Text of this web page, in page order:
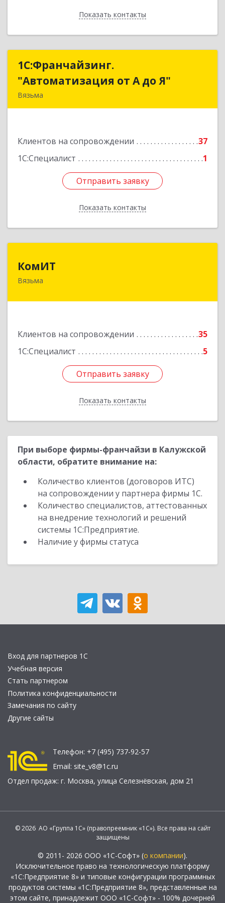
Показать контакты
Назад
1С:Франчайзинг.
"Автоматизация от А до Я"
Вязьма
Клиентов на сопровождении
37
1С:Специалист
1
Отправить заявку
Показать контакты
1С:Франчайзинг.
"Автоматизация от А до Я"
Подробнее
Отправить заявку
Назад
КомИТ
Вязьма
Клиентов на сопровождении
35
1С:Специалист
5
Отправить заявку
Показать контакты
215110, Смоленская обл, Вяземский м. р-н,
Подробнее
Отправить заявку
Назад
При выборе фирмы-франчайзи в Калужской
области, обратите внимание на:
Количество клиентов (договоров ИТС)
на сопровождении у партнера фирмы 1С.
Количество специалистов, аттестованных
на внедрение технологий и решений
системы 1С:Предприятие.
Наличие у фирмы статуса
Вход для партнеров 1С
Учебная версия
Стать партнером
Политика конфиденциальности
Замечания по сайту
Другие сайты
Телефон: +7 (495) 737-92-57
Email: site_v8@1c.ru
Отдел продаж: г. Москва, улица Селезнёвская, дом 21
© 2026 АО «Группа 1С» (правопреемник «1С»). Все права на сайт
защищены
© 2011- 2026 ООО «1С-Софт» (о компании).
Исключительное право на технологическую платформу
«1С:Предприятие 8» и типовые конфигурации программных
продуктов системы «1С:Предприятие 8», представленные на
этом сайте, принадлежит ООО «1С-Софт» - 100% дочерней